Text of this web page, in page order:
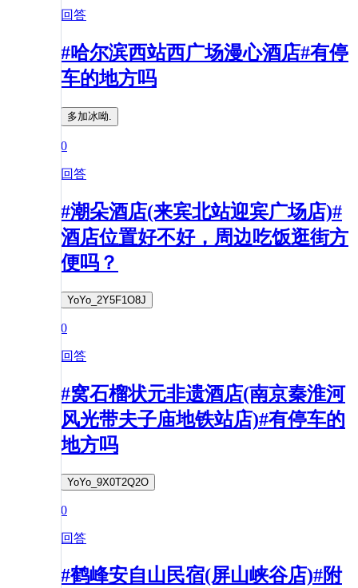
回答
#哈尔滨西站西广场漫心酒店#有停
车的地方吗
多加冰呦.
0
回答
#潮朵酒店(来宾北站迎宾广场店)#
酒店位置好不好，周边吃饭逛街方
便吗？
YoYo_2Y5F1O8J
0
回答
#窝石榴状元非遗酒店(南京秦淮河
风光带夫子庙地铁站店)#有停车的
地方吗
YoYo_9X0T2Q2O
0
回答
#鹤峰安自山民宿(屏山峡谷店)#附